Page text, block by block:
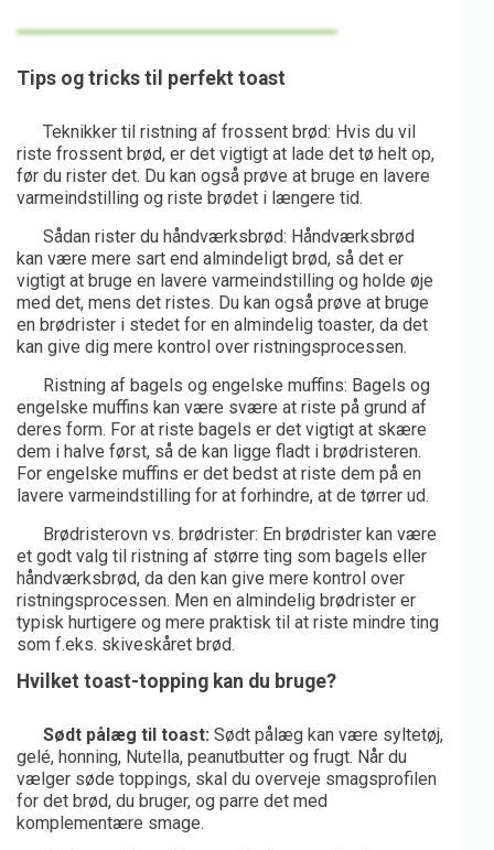
Tips og tricks til perfekt toast
Teknikker til ristning af frossent brød: Hvis du vil
riste frossent brød, er det vigtigt at lade det tø helt op,
før du rister det. Du kan også prøve at bruge en lavere
varmeindstilling og riste brødet i længere tid.
Sådan rister du håndværksbrød: Håndværksbrød
kan være mere sart end almindeligt brød, så det er
vigtigt at bruge en lavere varmeindstilling og holde øje
med det, mens det ristes. Du kan også prøve at bruge
en brødrister i stedet for en almindelig toaster, da det
kan give dig mere kontrol over ristningsprocessen.
Ristning af bagels og engelske muffins: Bagels og
engelske muffins kan være svære at riste på grund af
deres form. For at riste bagels er det vigtigt at skære
dem i halve først, så de kan ligge fladt i brødristeren.
For engelske muffins er det bedst at riste dem på en
lavere varmeindstilling for at forhindre, at de tørrer ud.
Brødristerovn vs. brødrister: En brødrister kan være
et godt valg til ristning af større ting som bagels eller
håndværksbrød, da den kan give mere kontrol over
ristningsprocessen. Men en almindelig brødrister er
typisk hurtigere og mere praktisk til at riste mindre ting
som f.eks. skiveskåret brød.
Hvilket toast-topping kan du bruge?
Sødt pålæg til toast: Sødt pålæg kan være syltetøj,
gelé, honning, Nutella, peanutbutter og frugt. Når du
vælger søde toppings, skal du overveje smagsprofilen
for det brød, du bruger, og parre det med
komplementære smage.